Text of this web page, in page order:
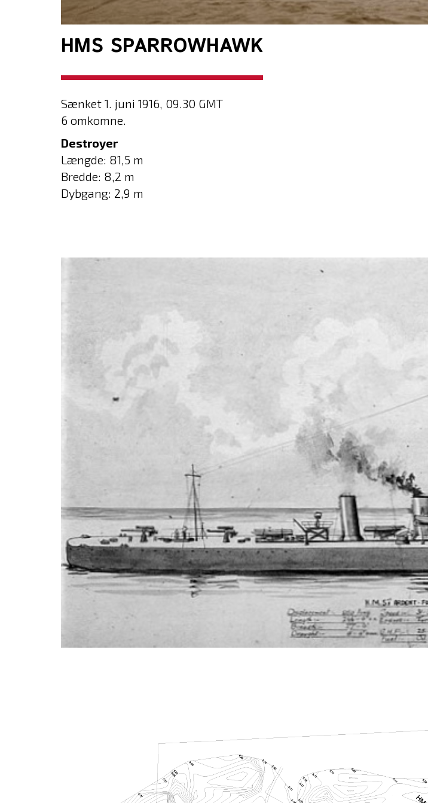
HMS SPARROWHAWK
Sænket 1. juni 1916, 09.30 GMT
6 omkomne.
Destroyer
Længde: 81,5 m
Bredde: 8,2 m
Dybgang: 2,9 m